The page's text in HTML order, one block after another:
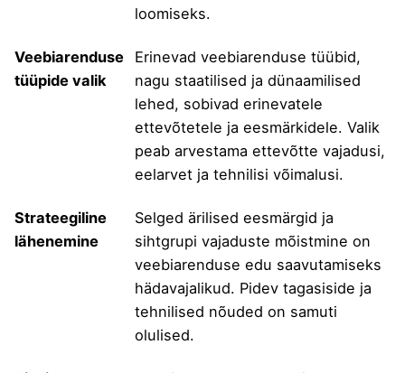
loomiseks.
Veebiarenduse
tüüpide valik
Erinevad veebiarenduse tüübid,
nagu staatilised ja dünaamilised
lehed, sobivad erinevatele
ettevõtetele ja eesmärkidele. Valik
peab arvestama ettevõtte vajadusi,
eelarvet ja tehnilisi võimalusi.
Strateegiline
lähenemine
Selged ärilised eesmärgid ja
sihtgrupi vajaduste mõistmine on
veebiarenduse edu saavutamiseks
hädavajalikud. Pidev tagasiside ja
tehnilised nõuded on samuti
olulised.